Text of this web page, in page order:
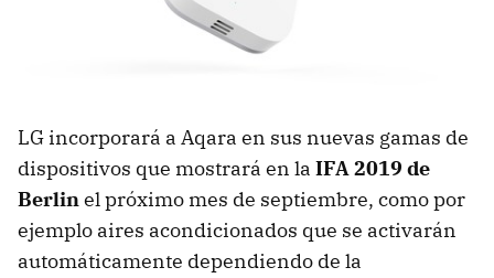
LG incorporará a Aqara en sus nuevas gamas de
dispositivos que mostrará en la IFA 2019 de
Berlinel próximo mes de septiembre, como por
ejemplo aires acondicionados que se activarán
automáticamente dependiendo de la